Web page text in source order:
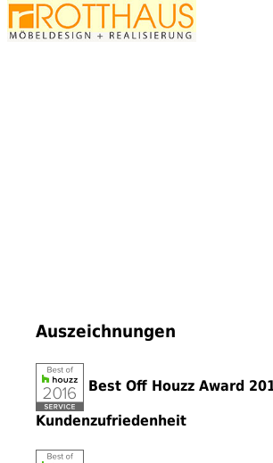
Auszeichnungen
Best Off Houzz Award
Kundenzufriedenheit